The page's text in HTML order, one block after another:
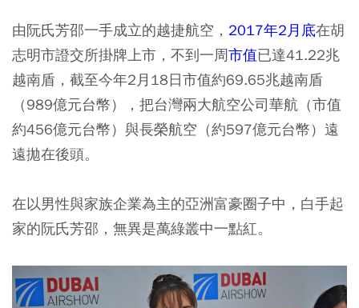
由阮氏芳邵一手成立的越捷航空， 2017年2月底在胡
志明市證交所掛牌上市，不到一周市值已達41.22兆
越南盾，截至今年2月18日市值約69.65兆越南盾
（989億元台幣），把台灣兩大航空公司華航（市值
約456億元台幣）與長榮航空（約597億元台幣）遠
遠拋在後頭。
在以男性與家族企業為主的亞洲富豪圈子中，白手起
家的阮氏芳邵，無異是萬綠叢中一點紅。